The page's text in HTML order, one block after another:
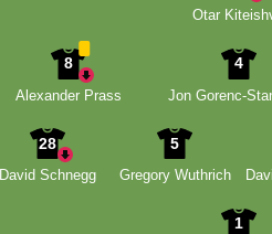
Otar
8
Alexander Prass
4
Jon Gorenc-
28
David Schnegg
5
Gregory Wuthrich
1